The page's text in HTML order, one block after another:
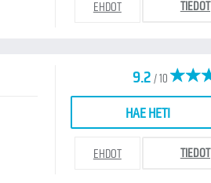
EHDOT TIEDOT
9.2/ 10
HAE HETI
EHDOT TIEDOT